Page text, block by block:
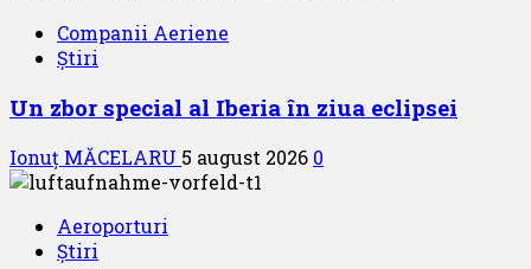
Companii Aeriene
Știri
Un zbor special al Iberia în ziua eclipsei
Ionuț MĂCELARU 5 august 2026 0
Aeroporturi
Știri